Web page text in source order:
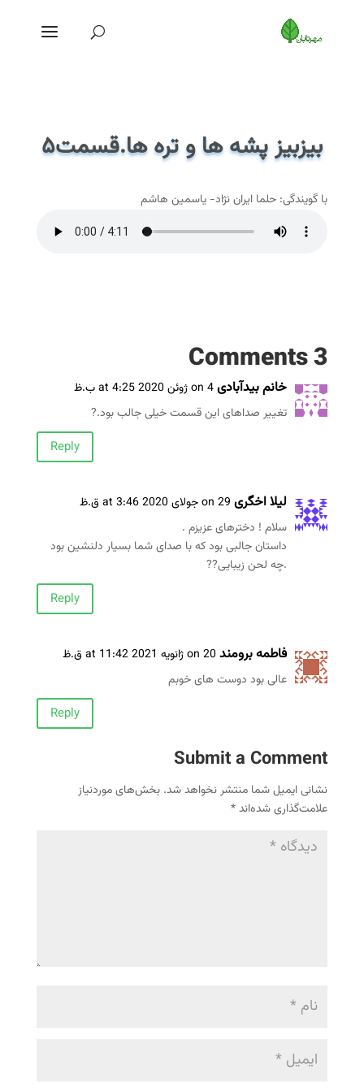
بیزبیز پشه ها و تره ها.قسمت۵
با گویندگی: حلما ایران نژاد- یاسمین هاشم
3 Comments
خانم بیدآبادیon 4 ژوئن 2020 at 4:25 ب.ظ
تغییر صداهای این قسمت خیلی جالب بود.?
Reply
لیلا اخگری on 29 جولای 2020 at 3:46 ق.ظ
سلام ! دخترهای عزیزم .
داستان جالبی بود که با صدای شما بسیار دلنشین بود
.چه لحن زیبایی??
Reply
فاطمه برومند on 20 ژانویه 2021 at 11:42 ق.ظ
عالی بود دوست های خوبم
Reply
Submit a Comment
نشانی ایمیل شما منتشر نخواهد شد. بخش‌های موردنیاز
علامت‌گذاری شده‌اند*